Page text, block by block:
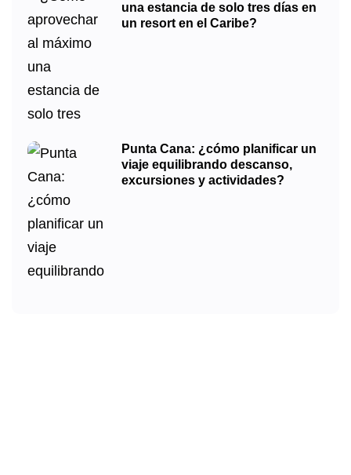
una estancia de solo tres días en
un resort en el Caribe?
Punta Cana: ¿cómo planificar un
viaje equilibrando descanso,
excursiones y actividades?